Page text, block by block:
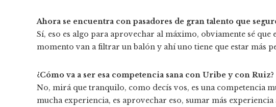
Ahora se encuentra con pasadores de gran talento que
Sí, eso es algo para aprovechar al máximo, obviamente sé que
momento van a filtrar un balón y ahí uno tiene que estar más
¿Cómo va a ser esa competencia sana con Uribe y con Ruiz?
No, mirá que tranquilo, como decís vos, es una competencia
mucha experiencia, es aprovechar eso, sumar más